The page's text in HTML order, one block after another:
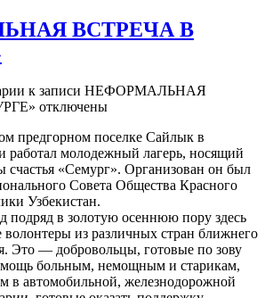
ВСТРЕЧА В
к записи НЕФОРМАЛЬНАЯ
отключены
предгорном поселке Сайлык в
работал молодежный лагерь, носящий
счастья «Семург». Организован он был
Совета Общества Красного
Узбекистан.
подряд в золотую осеннюю пору здесь
из различных стран ближнего
Это — добровольцы, готовые по зову
больным, немощным и старикам,
в автомобильной, железнодорожной